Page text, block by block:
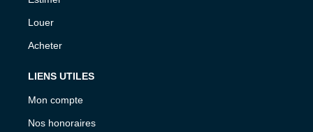
Louer
Acheter
LIENS UTILES
Mon compte
Nos honoraires